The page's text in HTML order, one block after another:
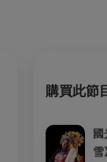
購買此節
雪